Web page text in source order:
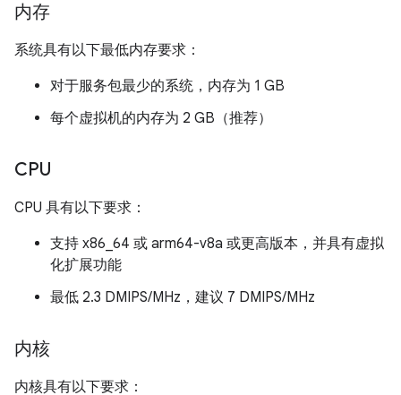
内存
系统具有以下最低内存要求：
对于服务包最少的系统，内存为 1 GB
每个虚拟机的内存为 2 GB（推荐）
CPU
CPU 具有以下要求：
支持 x86_64 或 arm64-v8a 或更高版本，并具有虚拟
化扩展功能
最低 2.3 DMIPS/MHz，建议 7 DMIPS/MHz
内核
内核具有以下要求：